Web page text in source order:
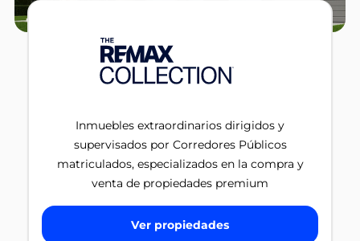
Inmuebles extraordinarios dirigidos y
supervisados por Corredores Públicos
matriculados, especializados en la compra y
venta de propiedades premium
Ver propiedades